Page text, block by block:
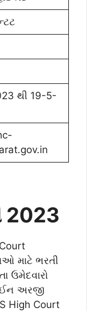
થી 19-5-
2023
માટે ભરતી
ઉમેદવારો
અરજી
High Court